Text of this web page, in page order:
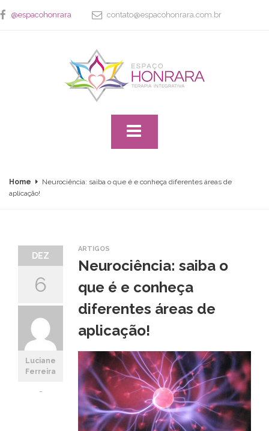
@espacohonrara contato@espacohonrara.com.br
Home
Neurociência: saiba o que é e conheça diferentes áreas de
aplicação!
DEZ
6
Luciane
Ferreira
-
ARTIGOS
Neurociência: saiba o
que é e conheça
diferentes áreas de
aplicação!